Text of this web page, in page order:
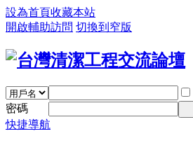
設為首頁收藏本站
開啟輔助訪問 切換到窄版
密碼
快捷導航